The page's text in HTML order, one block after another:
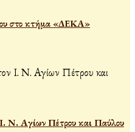
στο κτήμα «ΔΕΚΑ»
Ν. Αγίων Πέτρου και Παύλου